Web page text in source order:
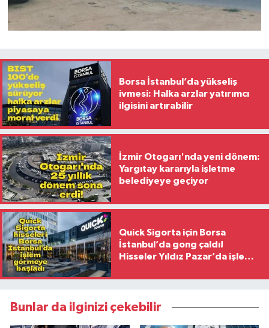
Borsa İstanbul’da yükseliş
ivmesi: Halka arzlar yatırımcı
ilgisini artırabilir
İzmir Otogarı'nda yeni dönem:
Yargıtay kararıyla işletme
belediyeye geçiyor
Quick Sigorta için Borsa
İstanbul’da gong çaldı!
Hisseler Yıldız Pazar’da işlem
Bunlar da ilginizi çekebilir